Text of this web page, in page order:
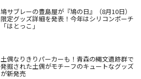
鳩サブレーの豊島屋が『鳩の日』（8月10日）
限定グッズ詳細を発表！今年はシリコンポーチ
「はとっこ」
土偶なりきりパーカーも！青森の縄文遺跡群で
発掘された土偶がモチーフのキュートなグッズ
が新発売